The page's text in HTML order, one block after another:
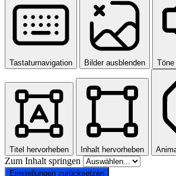
Tastaturnavigation Bilder ausblenden
Titel hervorheben Inhalt hervorheben
Zum Inhalt springen
Einstellungen zurücksetzen